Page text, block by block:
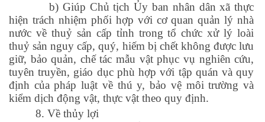
b) Giúp Chủ tịch Ủy ban nhân dân xã thực
hiện trách nhiệm phối hợp với cơ quan quản lý nhà
nước về thuỷ sản cấp tỉnh trong tổ chức xử lý loài
thuỷ sản nguy cấp, quý, hiếm bị chết không được lưu
giữ, bảo quản, chế tác mẫu vật phục vụ nghiên cứu,
tuyên truyền, giáo dục phù hợp với tập quán và quy
định của pháp luật về thú y, bảo vệ môi trường và
kiểm dịch động vật, thực vật theo quy định.
8. Về thủy lợi